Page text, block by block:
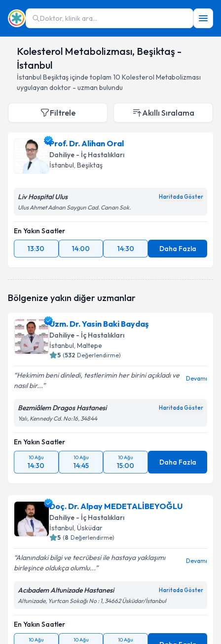
Doktor, klinik ara...
Kolesterol Metabolizması, Beşiktaş -
İstanbul
İstanbul Beşiktaşiçinde toplam 10 Kolesterol Metabolizması
uygulayan doktor - uzman bulundu
Filtrele Akıllı Sıralama
Prof. Dr. Alihan Oral
Dahiliye - İç Hastalıkları
İstanbul, Beşiktaş
Liv Hospital Ulus Haritada Göster
Ulus Ahmet Adnan Saygun Cad. Canan Sok.
En Yakın Saatler
13:30
14:00 14:30 Daha Fazla
Bölgenize yakın diğer uzmanlar
Uzm. Dr. Yasin Baki Baydaş
Dahiliye - İç Hastalıkları
İstanbul, Maltepe
5 (532 Değerlendirme)
Hekimim beni dinledi, testlerimin her birini açıkladı ve
nasıl bir...
Devamı
Bezmiâlem Dragos Hastanesi Haritada Göster
Yalı, Kennedy Cd. No:16, 34844
En Yakın Saatler
10 Ağu
14:30
10 Ağu
14:45
10 Ağu
15:00 Daha Fazla
Doç. Dr. Alpay MEDETALİBEYOĞLU
Dahiliye - İç Hastalıkları
İstanbul, Üsküdar
5 (8 Değerlendirme)
Alanındaki bilgi ve tecrübesi ile hastaya yaklaşımı
birleşince oldukça olumlu...
Devamı
Acıbadem Altunizade Hastanesi Haritada Göster
Altunizade, Yurtcan Sokağı No : 1, 34662 Üsküdar/İstanbul
En Yakın Saatler
10 Ağu 10 Ağu 10 Ağu